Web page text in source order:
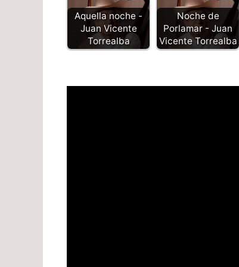
Aquella noche -
Juan Vicente
Torrealba
Noche de
Porlamar - Juan
Vicente Torrealba